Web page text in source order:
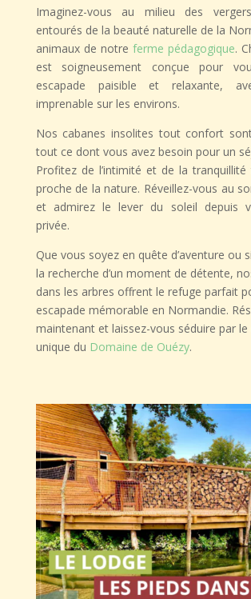
Imaginez-vous au milieu des
entourés de la beauté naturelle de la
animaux de notre ferme pédagogique.
est soigneusement conçue pour
escapade paisible et relaxante,
imprenable sur les environs.
Nos cabanes insolites tout confort
tout ce dont vous avez besoin pour un
Profitez de l’intimité et de la
proche de la nature. Réveillez-vous au
et admirez le lever du soleil depuis
privée.
Que vous soyez en quête d’aventure ou
la recherche d’un moment de détente,
dans les arbres offrent le refuge parfait
escapade mémorable en Normandie.
maintenant et laissez-vous séduire par le
unique du Domaine de Ouézy.